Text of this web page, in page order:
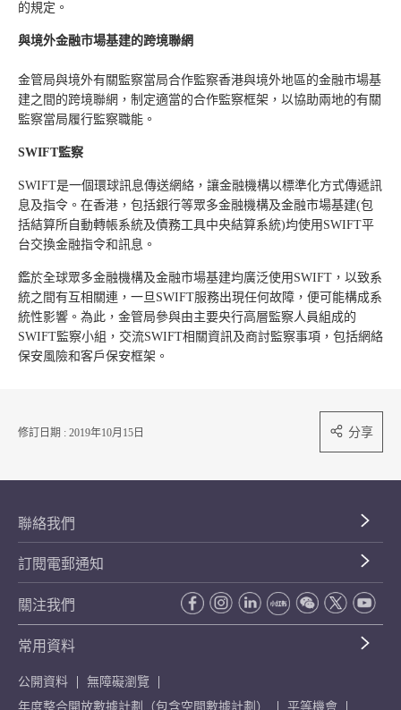
的規定。
與境外金融市場基建的跨境聯網
金管局與境外有關監察當局合作監察香港與境外地區的金融市場基
建之間的跨境聯網，制定適當的合作監察框架，以協助兩地的有關
監察當局履行監察職能。
SWIFT監察
SWIFT是一個環球訊息傳送網絡，讓金融機構以標準化方式傳遞訊
息及指令。在香港，包括銀行等眾多金融機構及金融市場基建(包
括結算所自動轉帳系統及債務工具中央結算系統)均使用SWIFT平
台交換金融指令和訊息。
鑑於全球眾多金融機構及金融市場基建均廣泛使用SWIFT，以致系
統之間有互相關連，一旦SWIFT服務出現任何故障，便可能構成系
統性影響。為此，金管局參與由主要央行高層監察人員組成的
SWIFT監察小組，交流SWIFT相關資訊及商討監察事項，包括網絡
保安風險和客戶保安框架。
修訂日期 : 2019年10月15日 分享
聯絡我們
訂閱電郵通知
關注我們
常用資料
公開資料
無障礙瀏覽
年度整合開放數據計劃（包含空間數據計劃）
平等機會